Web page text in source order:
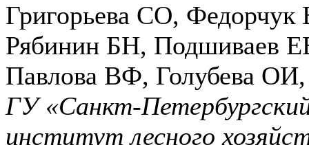
Григорьева СО,
Рябинин БН, Подшиваев
Павлова ВФ, Голубева
ГУ «Санкт-
институт лесного